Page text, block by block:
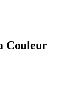
Couleur